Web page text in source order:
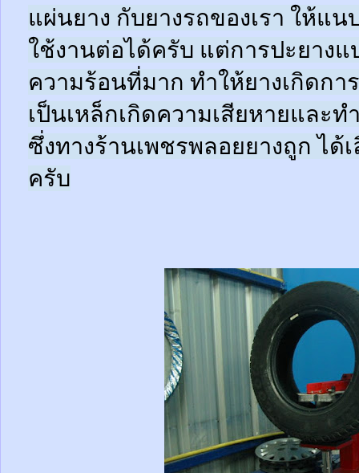
แผ่นยาง กับยางรถของเรา ให้แ
ใช้งานต่อได้ครับ แต่การปะยาง
ความร้อนที่มาก ทำให้ยางเกิดกา
เป็นเหล็กเกิดความเสียหายและท
ซึ่งทางร้านเพชรพลอยยางถูก ได้
ครับ